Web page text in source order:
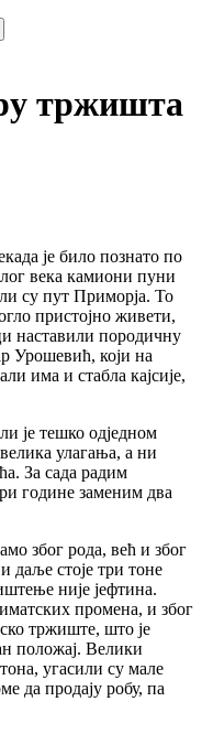
тржишта
је било познато по
века камиони пуни
су пут Приморја. То
пристојно живети,
наставили породичну
Урошевић, који на
има и стабла кајсије,
је тешко одједном
улагања, а ни
За сада радим
године заменим два
због рода, већ и због
даље стоје три тоне
није јефтина.
промена, и због
тржиште, што је
положај. Велики
угасили су мале
да продају робу, па